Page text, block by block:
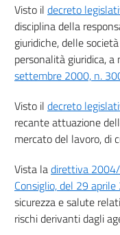
34
35
FORMAZIONE,
36
37
38
39
40
Visto il decreto
disciplina della
giuridiche, delle
personalità giuridica, a
settembre 2000, n.
Visto il decreto
recante attuazione
mercato del lavoro, di
Vista ladirettiva
Consiglio, del 29
sicurezza e salute
rischi derivanti dagli